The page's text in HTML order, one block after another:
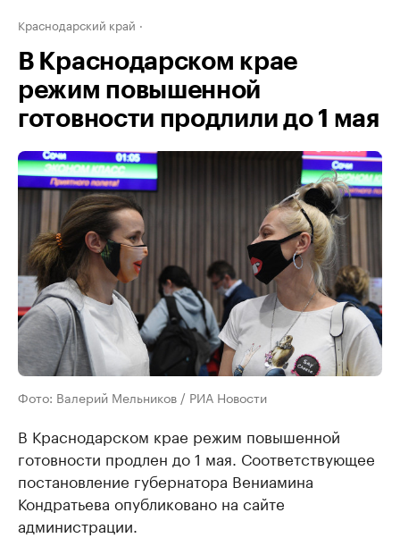
Краснодарский край
В Краснодарском крае
режим повышенной
готовности продлили до 1 мая
Фото: Валерий Мельников / РИА Новости
В Краснодарском крае режим повышенной
готовности продлен до 1 мая. Соответствующее
постановление губернатора Вениамина
Кондратьева опубликовано на сайте
администрации.